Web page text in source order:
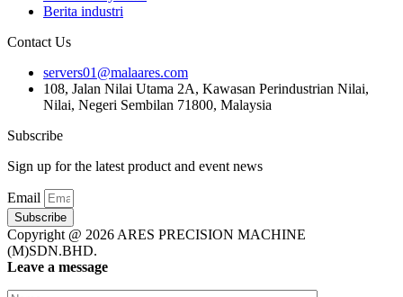
Berita industri
Contact Us
servers01@malaares.com
108, Jalan Nilai Utama 2A, Kawasan Perindustrian Nilai,
Nilai, Negeri Sembilan 71800, Malaysia
Subscribe
Sign up for the latest product and event news
Email
Subscribe
Copyright @ 2026 ARES PRECISION MACHINE
(M)SDN.BHD.
Leave a message